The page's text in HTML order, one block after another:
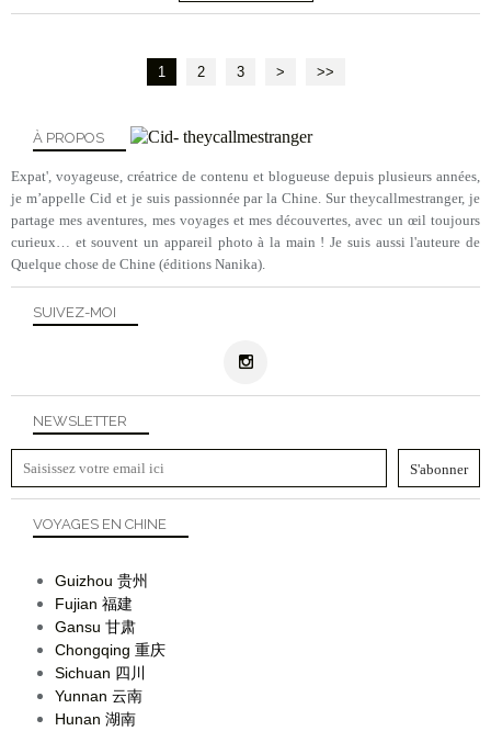
1 2 3 > >>
NEWSLETTER
SUIVEZ-MOI
À PROPOS
Expat', voyageuse, créatrice de contenu et blogueuse depuis plusieurs années,
je m’appelle Cid et je suis passionnée par la Chine. Sur theycallmestranger, je
partage mes aventures, mes voyages et mes découvertes, avec un œil toujours
curieux… et souvent un appareil photo à la main ! Je suis aussi l'auteure de
Quelque chose de Chine (éditions Nanika).
VOYAGES EN CHINE
Guizhou 贵州
Fujian 福建
Gansu 甘肃
Chongqing 重庆
Sichuan 四川
Yunnan 云南
Hunan 湖南